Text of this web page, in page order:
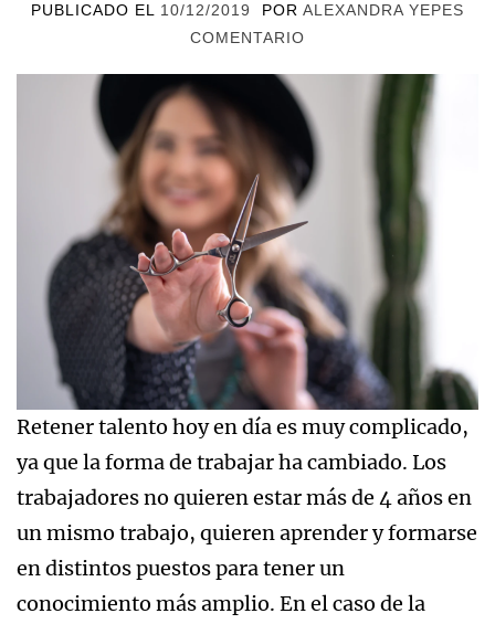
PUBLICADO EL 10/12/2019 POR ALEXANDRA YEPES
COMENTARIO
Retener talento hoy en día es muy complicado,
ya que la forma de trabajar ha cambiado. Los
trabajadores no quieren estar más de 4 años en
un mismo trabajo, quieren aprender y formarse
en distintos puestos para tener un
conocimiento más amplio. En el caso de la